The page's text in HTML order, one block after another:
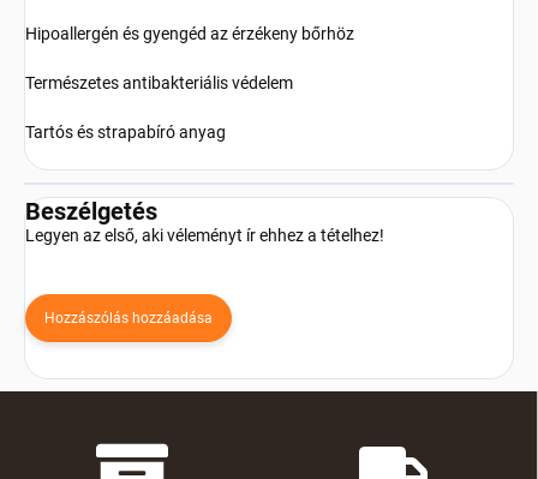
Hipoallergén és gyengéd az érzékeny bőrhöz
Természetes antibakteriális védelem
Tartós és strapabíró anyag
Beszélgetés
Legyen az első, aki véleményt ír ehhez a tételhez!
Hozzászólás hozzáadása